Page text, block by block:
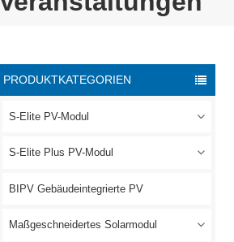
PRODUKTKATEGORIEN
S-Elite PV-Modul
S-Elite Plus PV-Modul
BIPV Gebäudeintegrierte PV
Maßgeschneidertes Solarmodul